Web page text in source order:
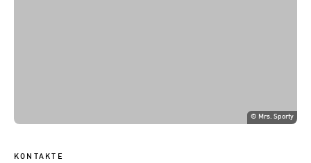
© Mrs. Sporty
KONTAKTE